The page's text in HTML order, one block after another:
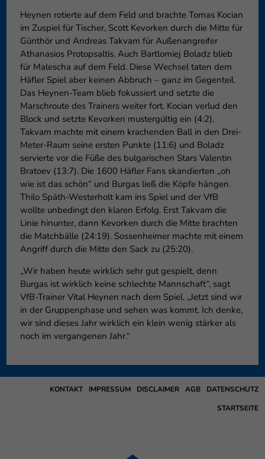
Heynen rotierte auf dem Feld und brachte Tomas Kocian
im Zuspiel für Tischer, Scott Kevorken durch die Mitte für
Günthör und Andreas Takvam für Außenangreifer
Athanasios Protopsaltis. Auch Bartlomiej Boladz blieb
für Malescha auf dem Feld. Diese Wechsel taten dem
Häfler Spiel aber keinen Abbruch – ganz im Gegenteil.
Das Heynen-Team blieb fokussiert und setzte die
Marschroute des Trainers weiter fort. Kocian verlud den
Block und setzte Kevorken mustergültig ein (4:2),
Takvam machte mit einem krachenden Ball in den Drei-
Meter-Raum seine ersten Punkte (11:6) und Boladz
servierte vor die Füße des bulgarischen Stars Valentin
Bratoev (13:7). Die 1600 Häfler Fans skandierten „oh
wie ist das schön“ und Burgas ließ die Köpfe hängen.
Thilo Späth-Westerholt kam ins Spiel und der VfB
wollte unbedingt den klaren Erfolg. Erst Takvam die
Linie hinunter, dann Kevorken durch die Mitte brachten
die Matchbälle (24:19). Sossenheimer machte mit einem
Angriff durch die Mitte den Sack zu (25:20).
„Wir haben heute wirklich sehr gut gespielt, denn
Burgas ist wirklich keine schlechte Mannschaft“, sagt
VfB-Trainer Vital Heynen nach dem Spiel. „Jetzt sind wir
in der Gruppenphase und sehen was kommt. Ich denke,
wir sind dieses Jahr wirklich ein klein wenig stärker als
noch im vergangenen Jahr.“
DATENSCHUTZ
AGB
DISCLAIMER
IMPRESSUM
KONTAKT
STARTSEITE